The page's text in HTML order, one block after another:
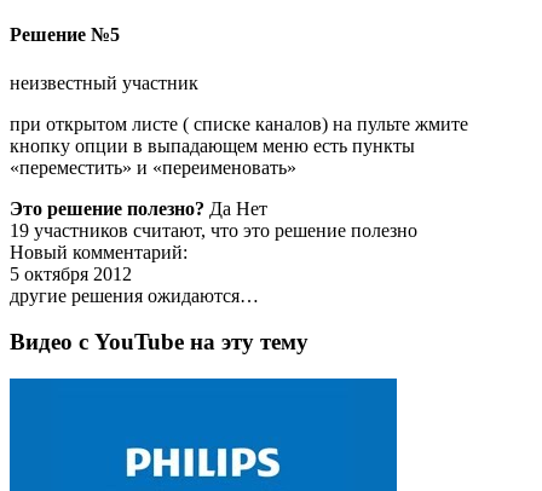
Решение №5
неизвестный участник
при открытом листе ( списке каналов) на пульте жмите
кнопку опции в выпадающем меню есть пункты
«переместить» и «переименовать»
Это решение полезно? Да Нет
19 участников считают, что это решение полезно
Новый комментарий:
5 октября 2012
другие решения ожидаются…
Видео с YouTube на эту тему